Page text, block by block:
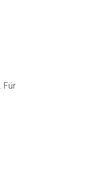
. Für